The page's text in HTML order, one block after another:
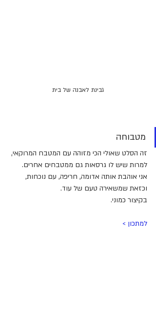
גבינת לאבנה של בית
מטבוחה
זה הסלט שאולי הכי מזוהה עם המטבח המרוקאי,
למרות שיש לו גרסאות גם ממטבחים אחרים.
אני אוהבת אותה אדומה, חריפה, עם נוכחות,
וכזאת שמשאירה טעם של עוד.
בקיצור כמוני.
למתכון >